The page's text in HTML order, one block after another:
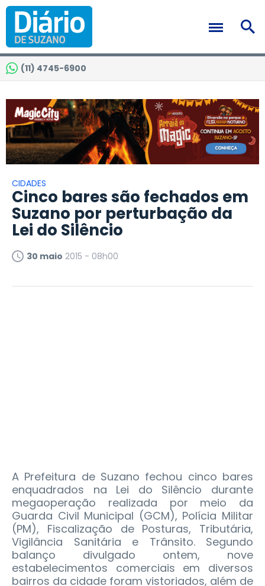
(11) 4745-6900
CIDADES
Cinco bares são fechados em
Suzano por perturbação da
Lei do Silêncio
30 maio 2015 - 08h00
A Prefeitura de Suzano fechou cinco bares
enquadrados na Lei do Silêncio durante
megaoperação realizada por meio da
Guarda Civil Municipal (GCM), Polícia Militar
(PM), Fiscalização de Posturas, Tributária,
Vigilância Sanitária e Trânsito. Segundo
balanço divulgado ontem, nove
estabelecimentos comerciais em diversos
bairros da cidade foram vistoriados, além de